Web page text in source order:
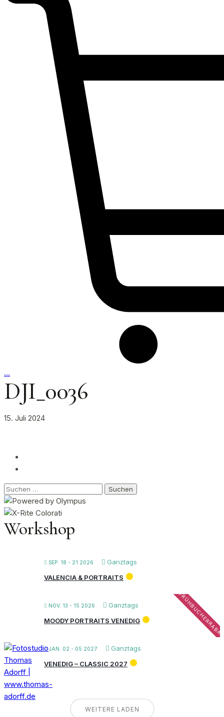
…
DJI_0036
15. Juli 2024
Suchen
nach:
Workshop
SEP. 18 - 21 2026
Ganztags
VALENCIA & PORTRAITS
NOV. 13 - 15 2026 Ganztags
MOODY PORTRAITS VENEDIG
JAN. 02 - 05 2027
Ganztags
VENEDIG – CLASSIC 2027
WEITERE LADEN